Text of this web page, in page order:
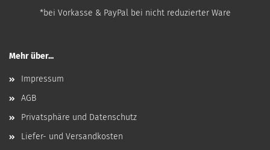
*bei Vorkasse & PayPal bei nicht reduzierter Ware
Mehr über...
Impressum
AGB
Privatsphäre und Datenschutz
Liefer- und Versandkosten